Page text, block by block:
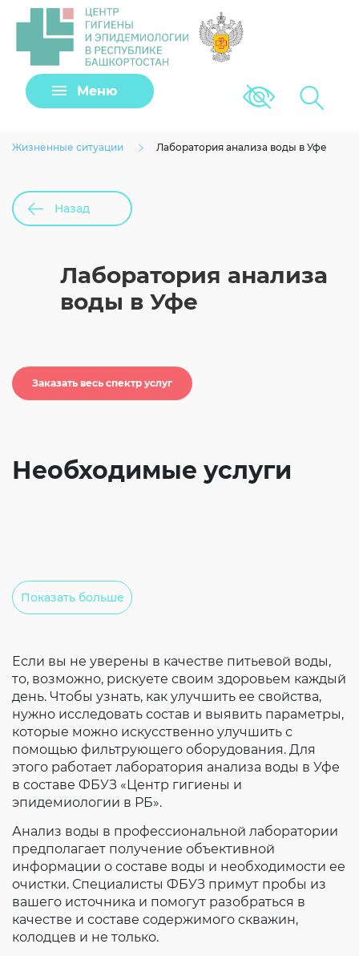
Меню Версия для
Жизненные ситуации Лаборатория анализа воды в Уфе
Назад
Лаборатория анализа
воды в Уфе
Заказать весь спектр услуг
Необходимые услуги
Показать больше
Если вы не уверены в качестве питьевой воды,
то, возможно, рискуете своим здоровьем каждый
день. Чтобы узнать, как улучшить ее свойства,
нужно исследовать состав и выявить параметры,
которые можно искусственно улучшить с
помощью фильтрующего оборудования. Для
этого работает лаборатория анализа воды в Уфе
в составе ФБУЗ «Центр гигиены и
эпидемиологии в РБ».
Анализ воды в профессиональной лаборатории
предполагает получение объективной
информации о составе воды и необходимости ее
очистки. Специалисты ФБУЗ примут пробы из
вашего источника и помогут разобраться в
качестве и составе содержимого скважин,
колодцев и не только.
Подать заявку
Согласие на обработку личных данных
Задать вопрос
Клещи
Согласие на обработку личных данных
Введите слово с картинки